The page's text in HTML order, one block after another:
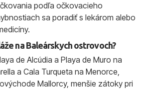
podľa očkovacieho
sa poradiť s lekárom alebo
na Baleárskych ostrovoch?
de Alcúdia a Playa de Muro na
a Cala Turqueta na Menorce,
Mallorcy, menšie zátoky pri